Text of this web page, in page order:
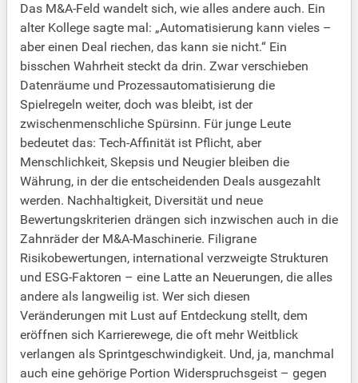
Das M&A-Feld wandelt sich, wie alles andere auch. Ein
alter Kollege sagte mal: „Automatisierung kann vieles –
aber einen Deal riechen, das kann sie nicht.“ Ein
bisschen Wahrheit steckt da drin. Zwar verschieben
Datenräume und Prozessautomatisierung die
Spielregeln weiter, doch was bleibt, ist der
zwischenmenschliche Spürsinn. Für junge Leute
bedeutet das: Tech-Affinität ist Pflicht, aber
Menschlichkeit, Skepsis und Neugier bleiben die
Währung, in der die entscheidenden Deals ausgezahlt
werden. Nachhaltigkeit, Diversität und neue
Bewertungskriterien drängen sich inzwischen auch in die
Zahnräder der M&A-Maschinerie. Filigrane
Risikobewertungen, international verzweigte Strukturen
und ESG-Faktoren – eine Latte an Neuerungen, die alles
andere als langweilig ist. Wer sich diesen
Veränderungen mit Lust auf Entdeckung stellt, dem
eröffnen sich Karrierewege, die oft mehr Weitblick
verlangen als Sprintgeschwindigkeit. Und, ja, manchmal
auch eine gehörige Portion Widerspruchsgeist – gegen